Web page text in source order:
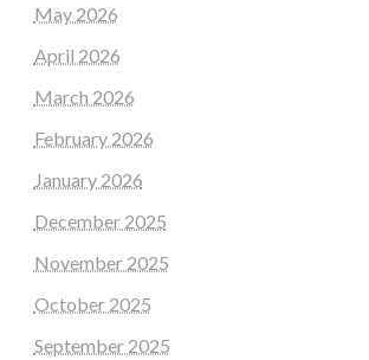
May 2026
April 2026
March 2026
February 2026
January 2026
December 2025
November 2025
October 2025
September 2025